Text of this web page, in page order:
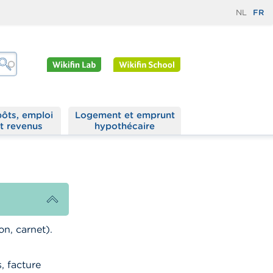
NL FR
emploi
revenus
Logement et emprunt
hypothécaire
carnet).
facture